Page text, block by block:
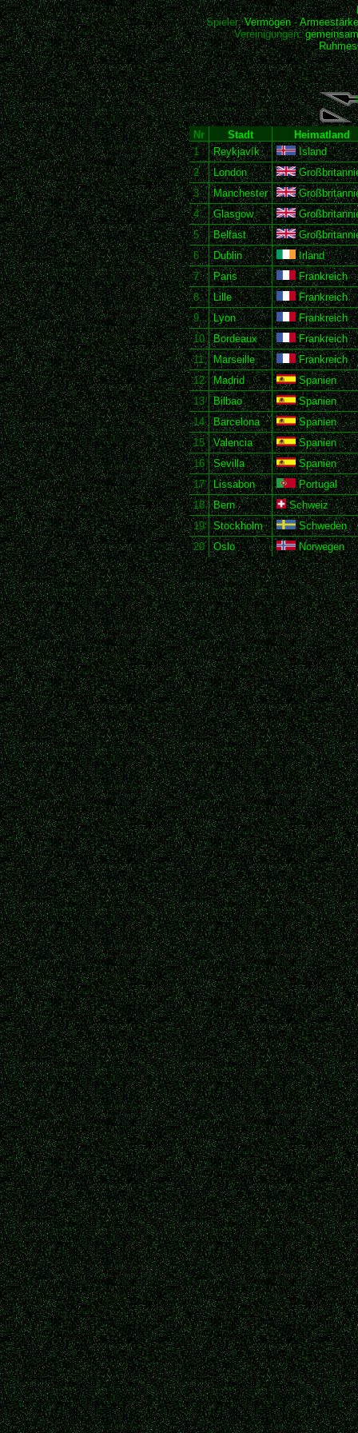
Spieler:Vermögen-Armeestärke
Vereinigungen:
Nr Stadt
Heimatland
1
Reykjavík
Island
2
London
3
Manchester
4
Glasgow
5
Belfast
6
Dublin
Irland
7
Paris
Frankreich
8
Lille
Frankreich
9
Lyon
Frankreich
10
Bordeaux
Frankreich
11
Marseille
Frankreich
12
Madrid
Spanien
13
Bilbao
Spanien
14
Barcelona
Spanien
15
Valencia
Spanien
16
Sevilla
Spanien
17
Lissabon
Portugal
18
Bern
Schweiz
19
Stockholm
Schweden
20
Oslo Norwegen